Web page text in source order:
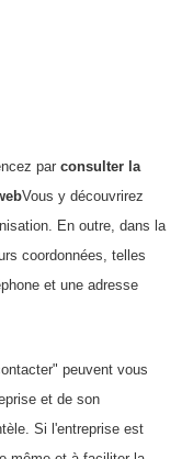
par consulter la
Vous y découvrirez
En outre, dans la
coordonnées, telles
et une adresse
peuvent vous
et de son
Si l'entreprise est